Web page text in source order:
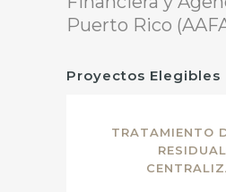
Puerto Rico
Proyectos Elegibles
TRATAMIENTO